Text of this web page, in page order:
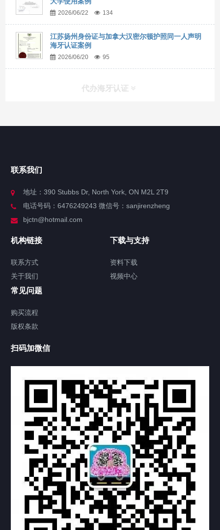
2026/06/22 134
江苏扬州身份证与加拿大汉密尔顿护照同一人声明
海牙认证案例
2026/06/20 95
代办海牙认证
服务分类
签署类文件海牙认证程序费用
视频中心
热门标签 TAG
机构链接
联系方式 关于我们
下载与支持
资料下载 视频中心
常见问题
购买流程 版权条款
联系我们
地址：390 Stubbs Dr, North York, ON M2L 2T9
电话号码：6476249243 微信号：sanjirenzheng
bjctn@hotmail.com
机构链接
联系方式
关于我们
下载与支持
资料下载
视频中心
常见问题
购买流程
版权条款
扫码加微信